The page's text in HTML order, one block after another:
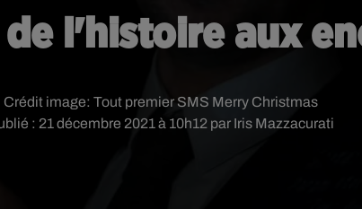
l'histoire aux
: 21 décembre 2021 à 10h12 par Iris Mazzacurati
Crédit image: Tout premier SMS Merry Christmas